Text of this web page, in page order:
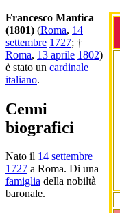
Francesco Mantica
(1801) (Roma, 14
settembre 1727; †
Roma, 13 aprile 1802)
è stato un cardinale
italiano.
Cenni
biografici
Nato il 14 settembre
1727 a Roma. Di una
famiglia della nobiltà
baronale.